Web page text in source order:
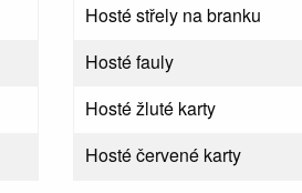
Hosté střely na branku
Hosté fauly
Hosté žluté karty
Hosté červené karty